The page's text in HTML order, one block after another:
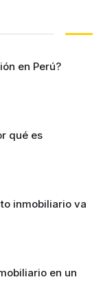
en Perú?
qué es
inmobiliario va
en un